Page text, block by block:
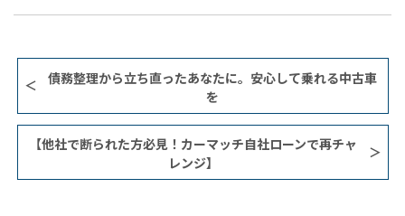
債務整理から立ち直ったあなたに。安心して乗れる中古車
を
【他社で断られた方必見！カーマッチ自社ローンで再チャ
レンジ】